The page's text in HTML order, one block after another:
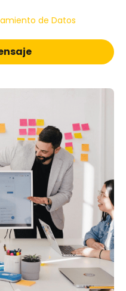
de Datos